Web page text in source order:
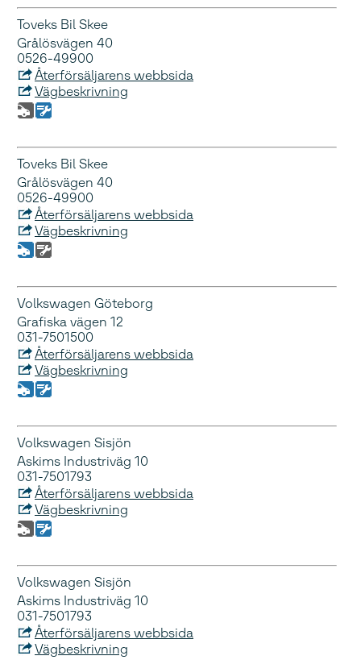
Toveks Bil Skee
Grålösvägen 40
0526-49900
Återförsäljarens webbsida
Vägbeskrivning
Toveks Bil Skee
Grålösvägen 40
0526-49900
Återförsäljarens webbsida
Vägbeskrivning
Volkswagen Göteborg
Grafiska vägen 12
031-7501500
Återförsäljarens webbsida
Vägbeskrivning
Volkswagen Sisjön
Askims Industriväg 10
031-7501793
Återförsäljarens webbsida
Vägbeskrivning
Volkswagen Sisjön
Askims Industriväg 10
031-7501793
Återförsäljarens webbsida
Vägbeskrivning